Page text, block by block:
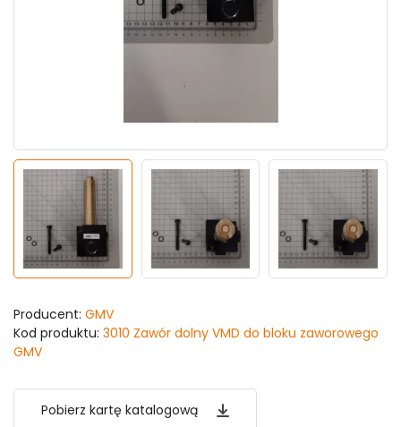
Producent: GMV
Kod produktu: 3010 Zawór dolny VMD do bloku zaworowego
GMV
Pobierz kartę katalogową